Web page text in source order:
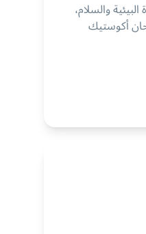
والسلام،
أكوستيك